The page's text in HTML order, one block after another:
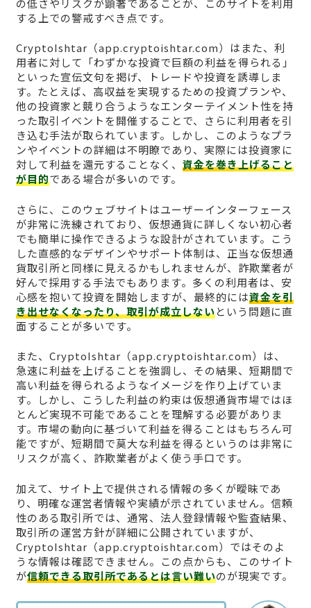
する上での警戒すべき点です。
CryptoIshtar（app.cryptoishtar.com）はまた、利
用者に対して「わずかな投資で巨額の利益を得られる」
といった宣伝文句を掲げ、トレードや投資を誘導しま
す。たとえば、高収益を実現するための投資プランや、
他の投資家と競り合うようなエンターテイメント性を持
った取引イベントを開催することで、さらに利用者を引
き込む手法が取られています。しかし、このようなプラ
ンやイベントの詳細は不明瞭であり、実際には投資家に
対して利益を還元することなく、 資金を巻き上げること
が目的である場合が多いのです。
さらに、このウェブサイトはユーザーインターフェース
が非常に洗練されており、仮想通貨に詳しくない初心者
でも簡単に操作できるような設計がされています。こう
した直感的なデザインやサポート体制は、正当な仮想通
貨取引所と同様に見えるかもしれませんが、詐欺業者が
好んで採用する手法でもあります。多くの利用者は、安
心感を抱いて投資を開始しますが、最終的には資金を引
き出せなくなったり、取引が成立しないという問題に直
面することが多いです。
また、CryptoIshtar（app.cryptoishtar.com）は、
急速に利益を上げることを強調し、その結果、短期間で
高い利益を得られるようなイメージを作り上げていま
す。しかし、こうした利益の約束は仮想通貨市場ではほ
とんど実現不可能であることを理解する必要がありま
す。市場の動向に基づいて利益を得ることはもちろん可
能ですが、短期間で莫大な利益を得るというのは非常に
リスクが高く、詐欺業者がよく使う手口です。
加えて、サイト上で提供される情報の多くが曖昧であ
り、明確な運営者情報や実績が示されていません。信頼
性のある取引所では、通常、法人登録情報や監査結果、
取引所の運営方針が詳細に公開されていますが、
CryptoIshtar（app.cryptoishtar.com）ではそのよ
うな情報は確認できません。この点からも、このサイト
が信頼できる取引所であるとは言い難いのが現実です。